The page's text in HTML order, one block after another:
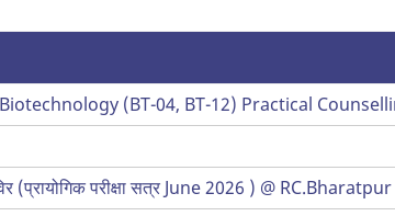
(BT-04, BT-12) Practical
(प्रायोगिक परीक्षा सत्र June 2026 ) @ RC.Bharatpur